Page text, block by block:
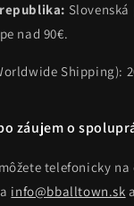
Slovenská
nad 90€.
Shipping):
záujem o
telefonicky
info@bballtown.sk